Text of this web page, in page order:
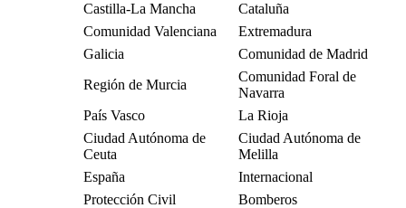
Castilla-La Mancha
Cataluña
Comunidad Valenciana
Extremadura
Galicia
Comunidad de Madrid
Región de Murcia
Comunidad Foral de
Navarra
País Vasco
La Rioja
Ciudad Autónoma de
Ceuta
Ciudad Autónoma de
Melilla
España
Internacional
Protección Civil
Bomberos